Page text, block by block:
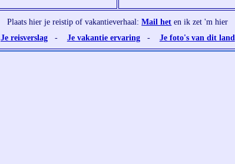
Plaats hier je reistip of vakantieverhaal:Mail het en ik zet 'm hier
Je reisverslag- Je vakantie ervaring- Je foto's van dit land